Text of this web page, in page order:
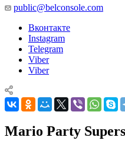
public@belconsole.com
Вконтакте
Instagram
Telegram
Viber
Viber
Mario Party